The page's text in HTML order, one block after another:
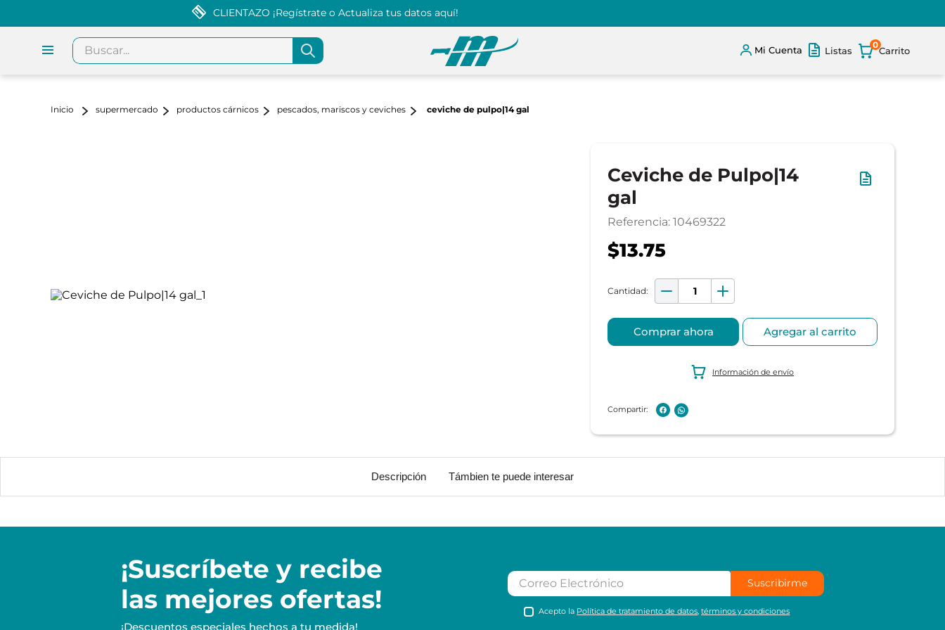
CLIENTAZO ¡Regístrate o Actualiza tus datos aquí!
Buscar...
Mi Cuenta Listas
0
supermercado productos cárnicos pescados, mariscos y ceviches ceviche de pulpo|14 gal
Ceviche de Pulpo|14
gal
Referencia: 10469322
$13.75
Comprar ahora Agregar al carrito
Información de envío
Descripción Támbien te puede interesar
¡Suscríbete y recibe
las mejores ofertas!
¡Descuentos especiales hechos a tu medida!
Suscribirme
Acepto la Política de tratamiento de datos ,términos y condiciones